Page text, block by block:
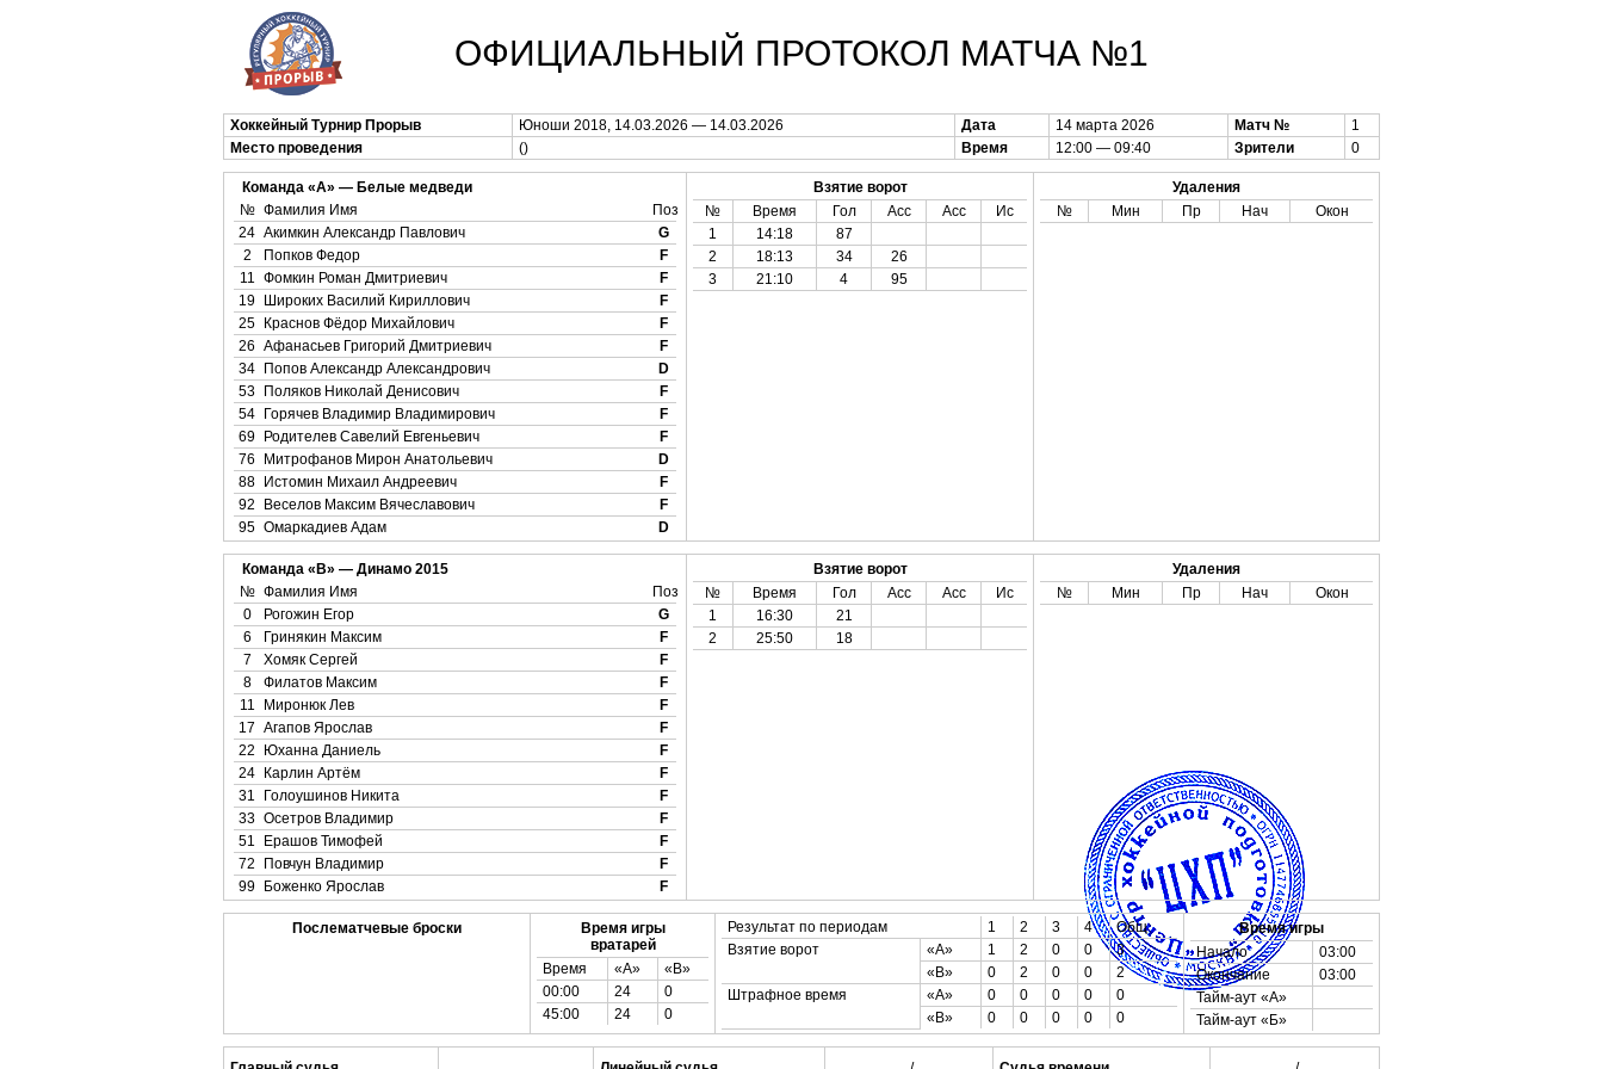
ОФИЦИАЛЬНЫЙ ПРОТОКОЛ МАТЧА №1
Хоккейный Турнир Прорыв Юноши 2018, 14.03.2026 — 14.03.2026 Дата 14 марта 2026 Матч №
1
Место проведения
() Время 12:00 — 09:40 Зрители 0
Команда «А» — Белые медведи
№ Фамилия Имя
Поз
24 Акимкин Александр Павлович
G
2
Попков Федор
F
11 Фомкин Роман Дмитриевич
F
19
Широких Василий Кириллович
F
25
Краснов Фёдор Михайлович
F
26 Афанасьев Григорий Дмитриевич
F
34
Попов Александр Александрович
D
53
Поляков Николай Денисович
F
54
Горячев Владимир Владимирович
F
69
Родителев Савелий Евгеньевич
F
76
Митрофанов Мирон Анатольевич
D
88
Истомин Михаил Андреевич
F
92
Веселов Максим Вячеславович
F
95 Омаркадиев Адам D
Взятие ворот
№
Время Гол Асс Асс
Ис
1
14:18
87
2
18:13 34
26
3
21:10 4 95
Удаления
№
Мин Пр Нач Окон
Команда «B» — Динамо 2015
№ Фамилия Имя
Поз
0
Рогожин Егор
G
6
Гринякин Максим
F
7
Хомяк Сергей
F
8
Филатов Максим
F
11
Миронюк Лев
F
17 Агапов Ярослав
F
22
Юханна Даниель
F
24
Карлин Артём
F
31
Голоушинов Никита
F
33 Осетров Владимир
F
51
Ерашов Тимофей
F
72
Повчун Владимир
F
99
Боженко Ярослав F
Взятие ворот
№
Время Гол Асс Асс
Ис
1
16:30
21
2
25:50 18
Удаления
№
Мин Пр Нач Окон
Послематчевые броски
Время игры
вратарей
Время
«А»
«B»
00:00
24
0
45:00
24 0
Результат по периодам 1 2 3 4
Общ
Взятие ворот
«А» 1 2 0 0
3
«B»
0 2 0 0
2
Штрафное время
«А» 0 0 0 0
0
«B»
0 0 0 0 0
Время игры
Начало
03:00
Окончание
03:00
Тайм-аут «А»
Тайм-аут «Б»